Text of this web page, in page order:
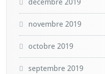
décembre 2019
novembre 2019
octobre 2019
septembre 2019